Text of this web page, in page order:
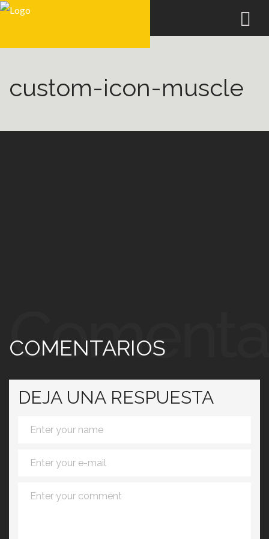
custom-icon-muscle
COMENTARIOS
DEJA UNA RESPUESTA